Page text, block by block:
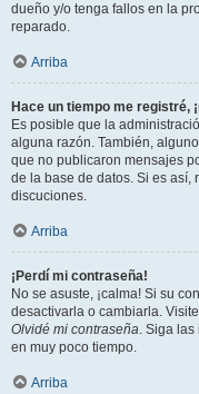
dueño y/o tenga fallos en la
reparado.
Arriba
Hace un tiempo me registré,
Es posible que la
alguna razón. También,
que no publicaron mensajes
de la base de datos. Si es así,
discuciones.
Arriba
¡Perdí mi contraseña!
No se asuste, ¡calma! Si su
desactivarla o cambiarla.
Olvidé mi contraseña. Siga
en muy poco tiempo.
Arriba